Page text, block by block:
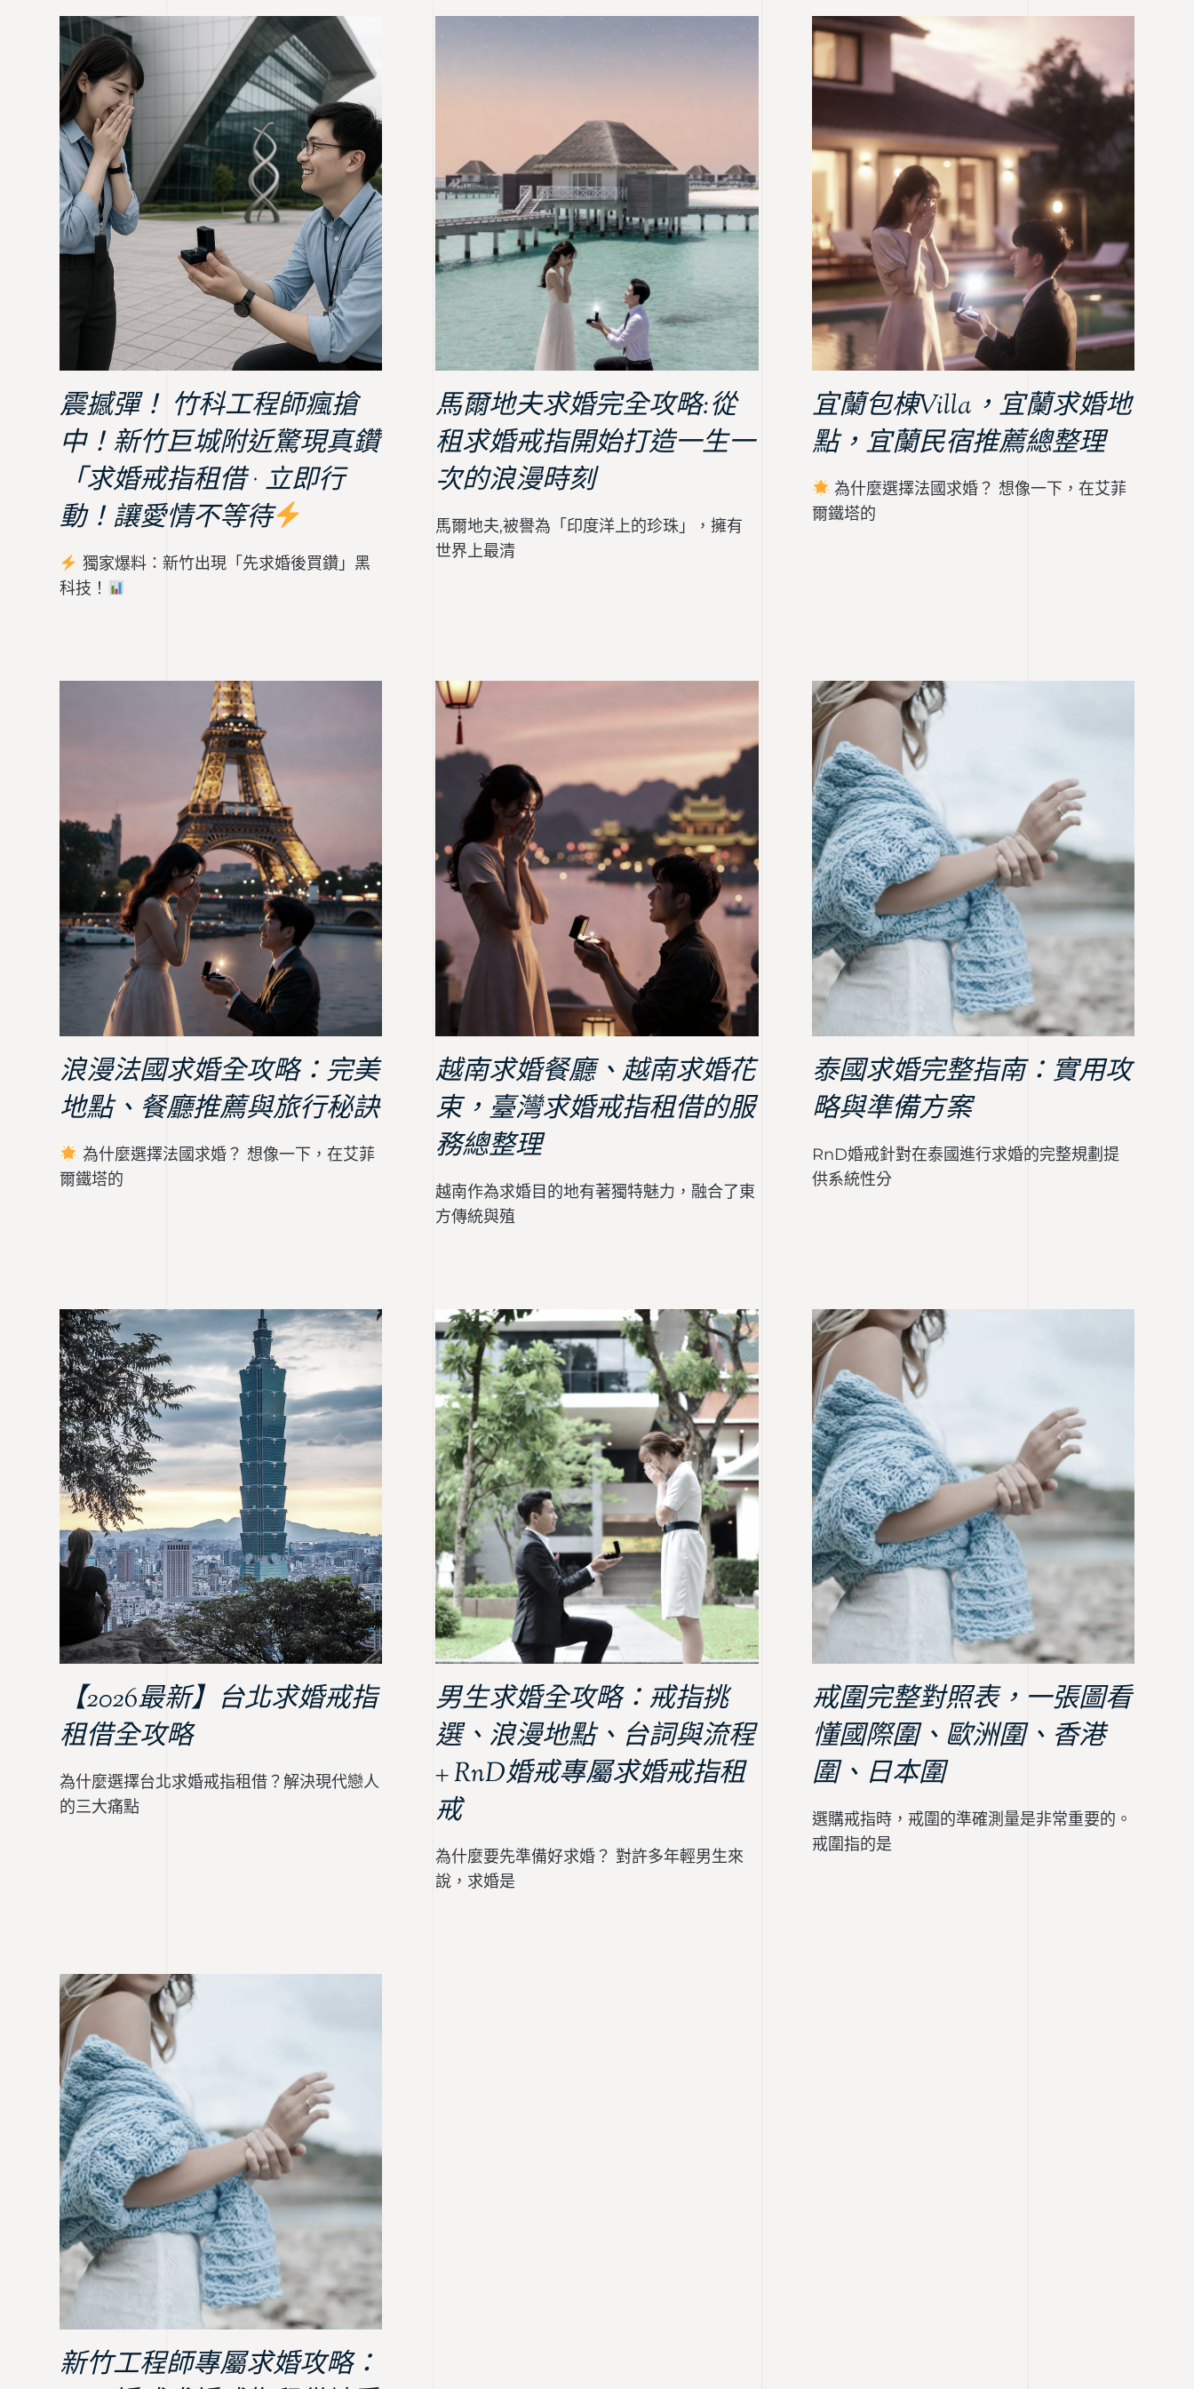
震撼彈！ 竹科工程師瘋搶
中！新竹巨城附近驚現真鑽
「求婚戒指租借 · 立即行
動！讓愛情不等待
獨家爆料：新竹出現「先求婚後買鑽」黑
科技！
馬爾地夫求婚完全攻略:從
租求婚戒指開始打造一生一
次的浪漫時刻
馬爾地夫,被譽為「印度洋上的珍珠」，擁有
世界上最清
宜蘭包棟Villa，宜蘭求婚地
點，宜蘭民宿推薦總整理
為什麼選擇法國求婚？ 想像一下，在艾菲
爾鐵塔的
浪漫法國求婚全攻略：完美
地點、餐廳推薦與旅行秘訣
為什麼選擇法國求婚？ 想像一下，在艾菲
爾鐵塔的
越南求婚餐廳、越南求婚花
束，臺灣求婚戒指租借的服
務總整理
越南作為求婚目的地有著獨特魅力，融合了東
方傳統與殖
泰國求婚完整指南：實用攻
略與準備方案
RnD婚戒針對在泰國進行求婚的完整規劃提
供系統性分
【2026最新】台北求婚戒指
租借全攻略
為什麼選擇台北求婚戒指租借？解決現代戀人
的三大痛點
男生求婚全攻略：戒指挑
選、浪漫地點、台詞與流程
+ RnD婚戒專屬求婚戒指租
戒
為什麼要先準備好求婚？ 對許多年輕男生來
說，求婚是
戒圍完整對照表，一張圖看
懂國際圍、歐洲圍、香港
圍、日本圍
選購戒指時，戒圍的準確測量是非常重要的。
戒圍指的是
新竹工程師專屬求婚攻略：